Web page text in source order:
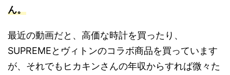
ん。
最近の動画だと、高価な時計を買ったり、
SUPREMEとヴィトンのコラボ商品を買っています
が、それでもヒカキンさんの年収からすれば微々た